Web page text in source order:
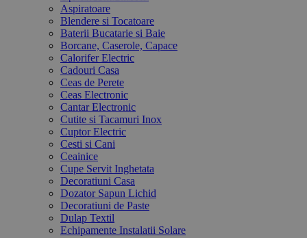
Aspiratoare
Blendere si Tocatoare
Baterii Bucatarie si Baie
Borcane, Caserole, Capace
Calorifer Electric
Cadouri Casa
Ceas de Perete
Ceas Electronic
Cantar Electronic
Cutite si Tacamuri Inox
Cuptor Electric
Cesti si Cani
Ceainice
Cupe Servit Inghetata
Decoratiuni Casa
Dozator Sapun Lichid
Decoratiuni de Paste
Dulap Textil
Echipamente Instalatii Solare